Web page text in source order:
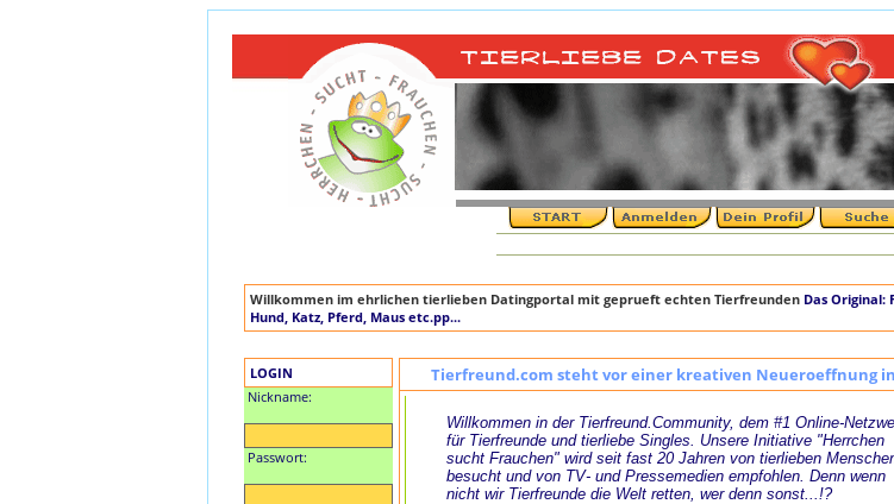
Willkommen im ehrlichen tierlieben Datingportal mit geprueft echten Tierfreunden Das Original:
Hund, Katz, Pferd, Maus etc.pp...
LOGIN
Nickname:
Passwort:
Tierfreund.com steht vor einer kreativen Neueroeffnung in
Willkommen in der Tierfreund.Community, dem #1 Online-
für Tierfreunde und tierliebe Singles. Unsere Initiative "Herrchen
sucht Frauchen" wird seit fast 20 Jahren von tierlieben
besucht und von TV- und Pressemedien empfohlen. Denn wenn
nicht wir Tierfreunde die Welt retten, wer denn sonst...!?